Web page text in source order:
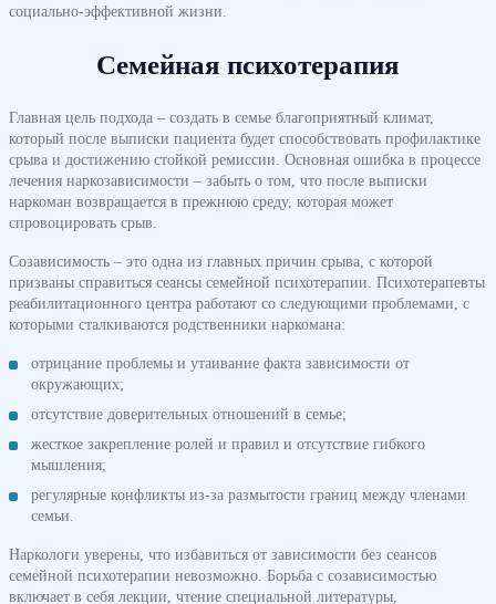
социально-эффективной жизни.
Семейная психотерапия
Главная цель подхода – создать в семье благоприятный климат,
который после выписки пациента будет способствовать профилактике
срыва и достижению стойкой ремиссии. Основная ошибка в процессе
лечения наркозависимости – забыть о том, что после выписки
наркоман возвращается в прежнюю среду, которая может
спровоцировать срыв.
Созависимость – это одна из главных причин срыва, с которой
призваны справиться сеансы семейной психотерапии. Психотерапевты
реабилитационного центра работают со следующими проблемами, с
которыми сталкиваются родственники наркомана:
отрицание проблемы и утаивание факта зависимости от
окружающих;
отсутствие доверительных отношений в семье;
жесткое закрепление ролей и правил и отсутствие гибкого
мышления;
регулярные конфликты из-за размытости границ между членами
семьи.
Наркологи уверены, что избавиться от зависимости без сеансов
семейной психотерапии невозможно. Борьба с созависимостью
включает в себя лекции, чтение специальной литературы,